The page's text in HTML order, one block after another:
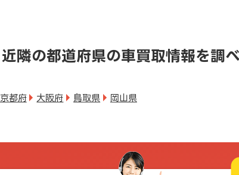
近隣の都道府県の車買取情報を調
京都府 大阪府 鳥取県 岡山県